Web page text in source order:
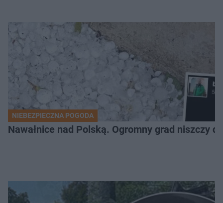
NIEBEZPIECZNA POGODA
Nawałnice nad Polską. Ogromny grad niszczy